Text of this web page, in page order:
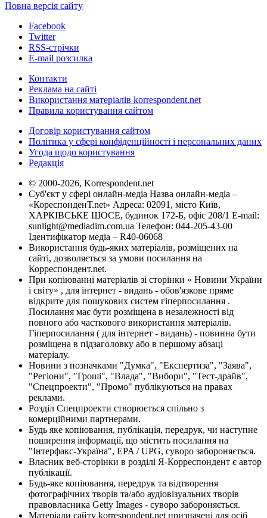
Повна версія сайту
Facebook
Twitter
RSS-стрічки
E-mail розсилка
Контакти
Реклама на сайті
Використання матеріалів korrespondent.net
Правила користування сайтом
Договір користування сайтом
Політика у сфері конфіденційності і персональних даних
Угода щодо користування
Редакція
© 2000-2026, Korrespondent.net
Суб'єкт у сфері онлайн-медіа Назва онлайн-медіа –
«КореспонденТ.net» Адреса: 02091, місто Київ,
ХАРКІВСЬКЕ ШОСЕ, будинок 172-Б, офіс 208/1 E-mail:
sunlight@mediadim.com.ua Телефон: 044-205-43-00
Ідентифікатор медіа – R40-06068
Використання будь-яких матеріалів, розміщених на
сайті, дозволяється за умови посилання на
Корреспондент.net.
При копіюванні матеріалів зі сторінки « Новини України
і світу» , для інтернет - видань - обов'язкове пряме
відкрите для пошукових систем гіперпосилання .
Посилання має бути розміщена в незалежності від
повного або часткового використання матеріалів.
Гіперпосилання ( для інтернет - видань) - повинна бути
розміщена в підзаголовку або в першому абзаці
матеріалу.
Новини з позначками "Думка", "Експертиза", "Заява",
"Регіони", "Гроші", "Влада", "Вибори", "Тест-драйв",
"Спецпроекти", "Промо" публікуються на правах
реклами.
Розділ Спецпроекти створюється спільно з
комерційними партнерами.
Будь яке копіювання, публікація, передрук, чи наступне
поширення інформації, що містить посилання на
"Інтерфакс-Україна", EPA / UPG, суворо забороняється.
Власник веб-сторінки в розділі Я-Корреспондент є автор
публікації.
Будь-яке копіювання, передрук та відтворення
фотографічних творів та/або аудіовізуальних творів
правовласника Getty Images - суворо забороняється.
Матеріали сайту korrespondent.net призначені для осіб